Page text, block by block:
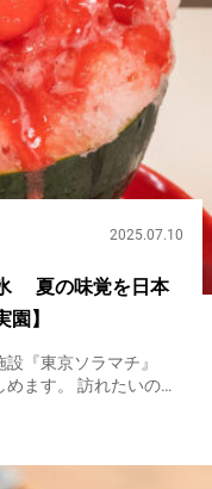
2025.07.10
夏の味覚を日本
】
『東京ソラマチ』
めます。 訪れたいの
限定でフルーツのお